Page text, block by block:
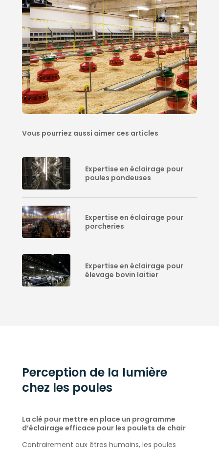
Vous pourriez aussi aimer ces articles
Expertise en éclairage pour
poules pondeuses
Expertise en éclairage pour
porcheries
Expertise en éclairage pour
élevage bovin laitier
Perception de la lumière
chez les poules
La clé pour mettre en place un programme
d’éclairage efficace pour les poulets de chair
Contrairement aux êtres humains, les poules